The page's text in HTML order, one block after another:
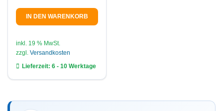
IN DEN WARENKORB
inkl. 19 % MwSt.
zzgl. Versandkosten
Lieferzeit: 6 - 10 Werktage